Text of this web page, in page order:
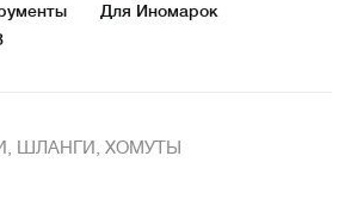
Для Иномарок
ШЛАНГИ, ХОМУТЫ